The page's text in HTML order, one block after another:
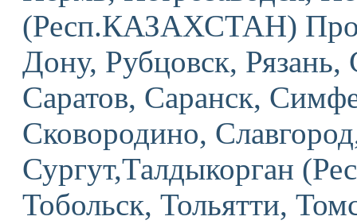
(Респ.КАЗАХСТАН)
Дону, Рубцовск, Рязань,
Саратов, Саранск,
Сковородино,
Сургут,Талдыкорган
Тобольск, Тольятти,